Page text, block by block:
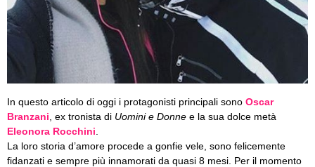
In questo articolo di oggi i protagonisti principali sono Oscar
Branzani , ex tronista di Uomini e Donne e la sua dolce metà
Eleonora Rocchini
La loro storia d’amore procede a gonfie vele, sono felicemente
fidanzati e sempre più innamorati da quasi 8 mesi. Per il momento